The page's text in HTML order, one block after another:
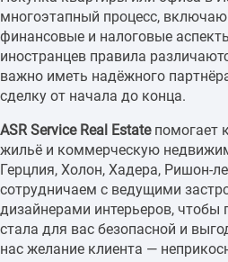
многоэтапный процесс,
финансовые и налоговые
иностранцев правила
важно иметь надёжного
сделку от начала до конца.
ASR Service Real Estateпомогает
жильё и коммерческую
Герцлия, Холон, Хадера, Ришон-
сотрудничаем с ведущими
дизайнерами интерьеров, чтобы
стала для вас безопасной и
нас желание клиента —